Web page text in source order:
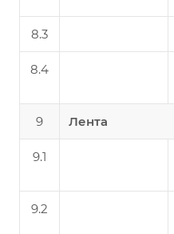
8.3
8.4
9 Лента
9.1
9.2